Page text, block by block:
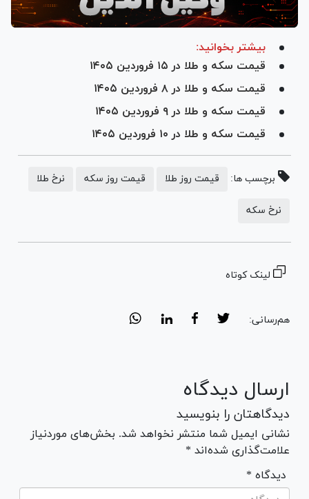
بیشتر بخوانید:
قیمت سکه و طلا در ۱۵ فروردین ۱۴۰۵
قیمت سکه و طلا در ۸ فروردین ۱۴۰۵
قیمت سکه و طلا در ۹ فروردین ۱۴۰۵
قیمت سکه و طلا در ۱۰ فروردین ۱۴۰۵
برچسب ها: قیمت روز طلا قیمت روز سکه نرخ طلا
نرخ سکه
لینک کوتاه
هم‌رسانی:
ارسال دیدگاه
دیدگاهتان را بنویسید
نشانی ایمیل شما منتشر نخواهد شد. بخش‌های موردنیاز
علامت‌گذاری شده‌اند *
* دیدگاه